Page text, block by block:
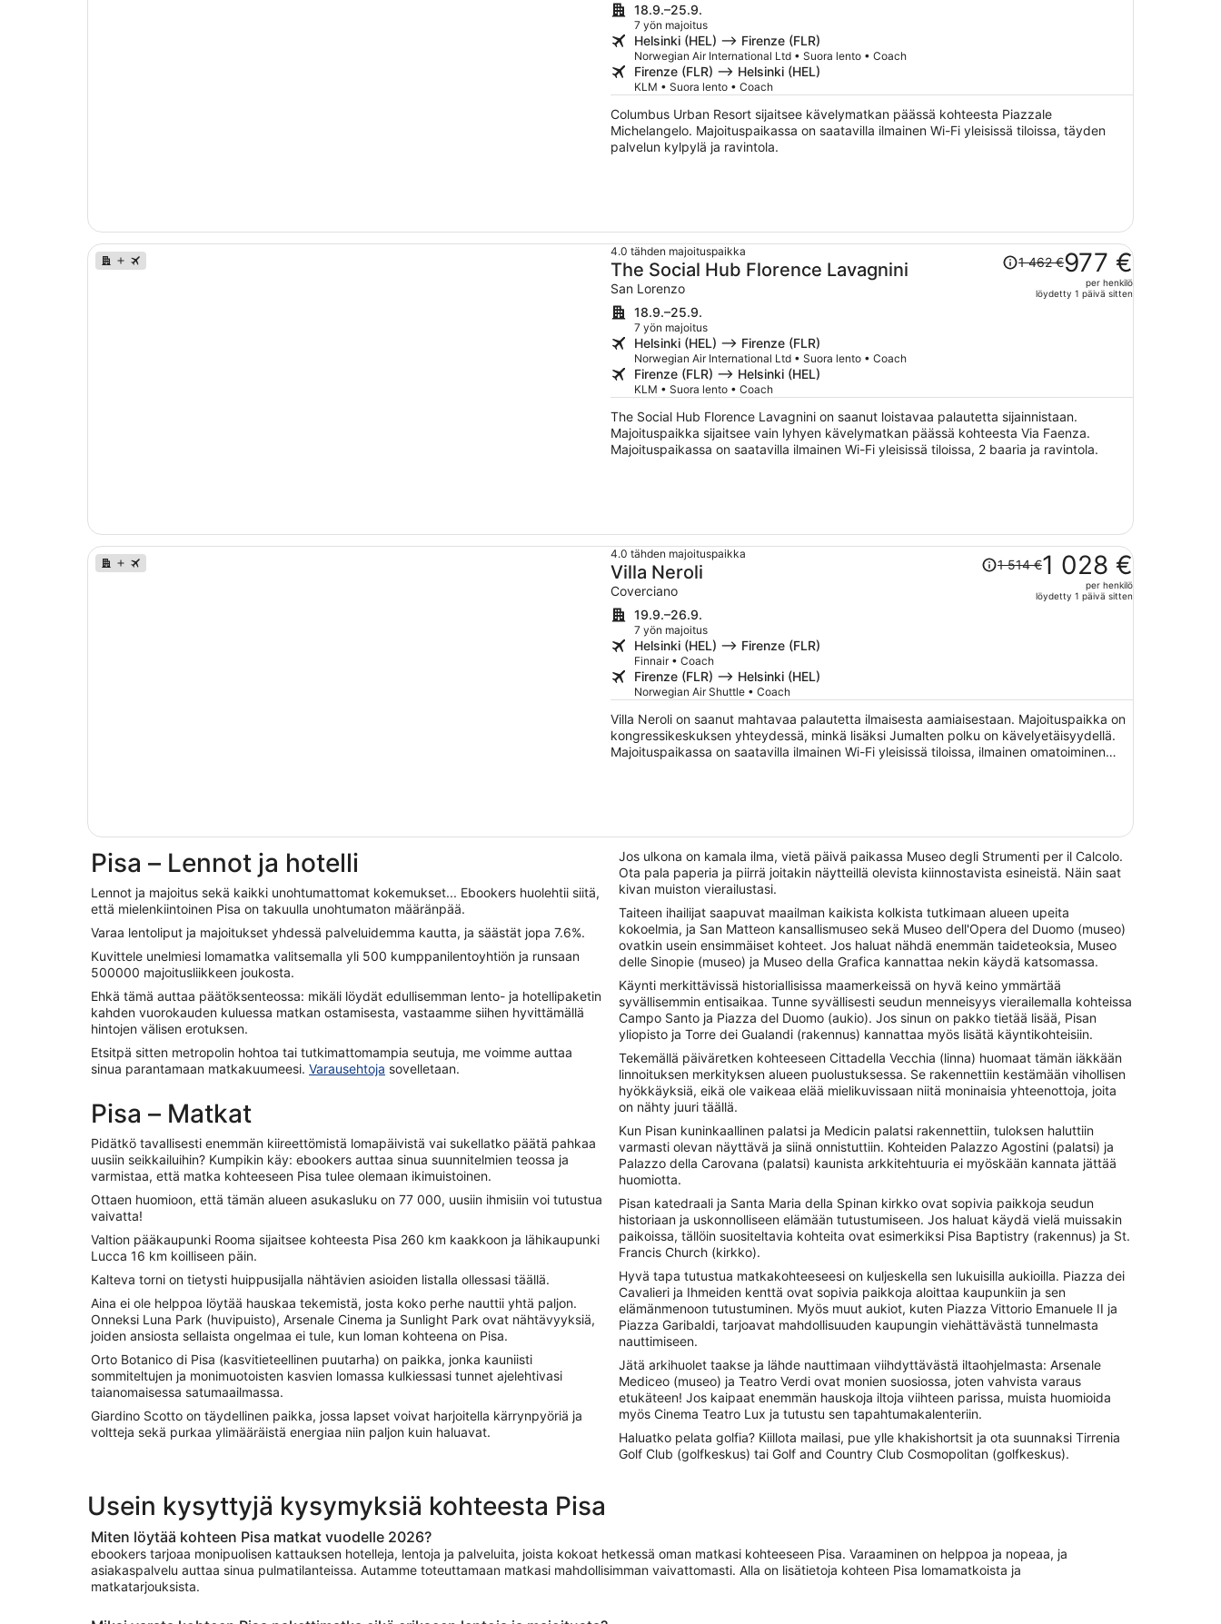
18.9.–25.9.
7 yön majoitus
Helsinki (HEL) –> Firenze (FLR)
Norwegian Air International Ltd • Suora lento • Coach
Firenze (FLR) –> Helsinki (HEL)
KLM • Suora lento • Coach
henkilö
Columbus Urban Resort sijaitsee kävelymatkan päässä kohteesta Piazzale
Michelangelo. Majoituspaikassa on saatavilla ilmainen Wi-Fi yleisissä tiloissa, täyden
palvelun kylpylä ja ravintola.
4.0 tähden majoituspaikka
The Social Hub Florence Lavagnini
San Lorenzo
18.9.–25.9.
7 yön majoitus
Helsinki (HEL) –> Firenze (FLR)
Norwegian Air International Ltd • Suora lento • Coach
Firenze (FLR) –> Helsinki (HEL)
KLM • Suora lento • Coach
Hinta
oli
1 462 €,
henkilö
1 462 €977 €
per henkilö
löydetty 1 päivä sitten
The Social Hub Florence Lavagnini on saanut loistavaa palautetta sijainnistaan.
Majoituspaikka sijaitsee vain lyhyen kävelymatkan päässä kohteesta Via Faenza.
Majoituspaikassa on saatavilla ilmainen Wi-Fi yleisissä tiloissa, 2 baaria ja ravintola.
4.0 tähden majoituspaikka
Villa Neroli
Coverciano
19.9.–26.9.
7 yön majoitus
Helsinki (HEL) –> Firenze (FLR)
Finnair • Coach
Firenze (FLR) –> Helsinki (HEL)
Norwegian Air Shuttle • Coach
Hinta
oli
henkilö
1 514 €1 028 €
per henkilö
löydetty 1 päivä sitten
Villa Neroli on saanut mahtavaa palautetta ilmaisesta aamiaisestaan. Majoituspaikka on
kongressikeskuksen yhteydessä, minkä lisäksi Jumalten polku on kävelyetäisyydellä.
Majoituspaikassa on saatavilla ilmainen Wi-Fi yleisissä tiloissa, ilmainen omatoiminen
Pisa – Lennot ja hotelli
Lennot ja majoitus sekä kaikki unohtumattomat kokemukset... Ebookers huolehtii siitä,
että mielenkiintoinen Pisa on takuulla unohtumaton määränpää.
Varaa lentoliput ja majoitukset yhdessä palveluidemma kautta, ja säästät jopa 7.6%.
Kuvittele unelmiesi lomamatka valitsemalla yli 500 kumppanilentoyhtiön ja runsaan
500000 majoitusliikkeen joukosta.
Ehkä tämä auttaa päätöksenteossa: mikäli löydät edullisemman lento- ja hotellipaketin
kahden vuorokauden kuluessa matkan ostamisesta, vastaamme siihen hyvittämällä
hintojen välisen erotuksen.
Etsitpä sitten metropolin hohtoa tai tutkimattomampia seutuja, me voimme auttaa
sinua parantamaan matkakuumeesi. Varausehtoja sovelletaan.
Pisa – Matkat
Pidätkö tavallisesti enemmän kiireettömistä lomapäivistä vai sukellatko päätä pahkaa
uusiin seikkailuihin? Kumpikin käy: ebookers auttaa sinua suunnitelmien teossa ja
varmistaa, että matka kohteeseen Pisa tulee olemaan ikimuistoinen.
Ottaen huomioon, että tämän alueen asukasluku on 77 000, uusiin ihmisiin voi tutustua
vaivatta!
Valtion pääkaupunki Rooma sijaitsee kohteesta Pisa 260 km kaakkoon ja lähikaupunki
Lucca 16 km koilliseen päin.
Kalteva torni on tietysti huippusijalla nähtävien asioiden listalla ollessasi täällä.
Aina ei ole helppoa löytää hauskaa tekemistä, josta koko perhe nauttii yhtä paljon.
Onneksi Luna Park (huvipuisto), Arsenale Cinema ja Sunlight Park ovat nähtävyyksiä,
joiden ansiosta sellaista ongelmaa ei tule, kun loman kohteena on Pisa.
Orto Botanico di Pisa (kasvitieteellinen puutarha) on paikka, jonka kauniisti
sommiteltujen ja monimuotoisten kasvien lomassa kulkiessasi tunnet ajelehtivasi
taianomaisessa satumaailmassa.
Giardino Scotto on täydellinen paikka, jossa lapset voivat harjoitella kärrynpyöriä ja
voltteja sekä purkaa ylimääräistä energiaa niin paljon kuin haluavat.
Jos ulkona on kamala ilma, vietä päivä paikassa Museo degli Strumenti per il Calcolo.
Ota pala paperia ja piirrä joitakin näytteillä olevista kiinnostavista esineistä. Näin saat
kivan muiston vierailustasi.
Taiteen ihailijat saapuvat maailman kaikista kolkista tutkimaan alueen upeita
kokoelmia, ja San Matteon kansallismuseo sekä Museo dell'Opera del Duomo (museo)
ovatkin usein ensimmäiset kohteet. Jos haluat nähdä enemmän taideteoksia, Museo
delle Sinopie (museo) ja Museo della Grafica kannattaa nekin käydä katsomassa.
Käynti merkittävissä historiallisissa maamerkeissä on hyvä keino ymmärtää
syvällisemmin entisaikaa. Tunne syvällisesti seudun menneisyys vierailemalla kohteissa
Campo Santo ja Piazza del Duomo (aukio). Jos sinun on pakko tietää lisää, Pisan
yliopisto ja Torre dei Gualandi (rakennus) kannattaa myös lisätä käyntikohteisiin.
Tekemällä päiväretken kohteeseen Cittadella Vecchia (linna) huomaat tämän iäkkään
linnoituksen merkityksen alueen puolustuksessa. Se rakennettiin kestämään vihollisen
hyökkäyksiä, eikä ole vaikeaa elää mielikuvissaan niitä moninaisia yhteenottoja, joita
on nähty juuri täällä.
Kun Pisan kuninkaallinen palatsi ja Medicin palatsi rakennettiin, tuloksen haluttiin
varmasti olevan näyttävä ja siinä onnistuttiin. Kohteiden Palazzo Agostini (palatsi) ja
Palazzo della Carovana (palatsi) kaunista arkkitehtuuria ei myöskään kannata jättää
huomiotta.
Pisan katedraali ja Santa Maria della Spinan kirkko ovat sopivia paikkoja seudun
historiaan ja uskonnolliseen elämään tutustumiseen. Jos haluat käydä vielä muissakin
paikoissa, tällöin suositeltavia kohteita ovat esimerkiksi Pisa Baptistry (rakennus) ja St.
Francis Church (kirkko).
Hyvä tapa tutustua matkakohteeseesi on kuljeskella sen lukuisilla aukioilla. Piazza dei
Cavalieri ja Ihmeiden kenttä ovat sopivia paikkoja aloittaa kaupunkiin ja sen
elämänmenoon tutustuminen. Myös muut aukiot, kuten Piazza Vittorio Emanuele II ja
Piazza Garibaldi, tarjoavat mahdollisuuden kaupungin viehättävästä tunnelmasta
nauttimiseen.
Jätä arkihuolet taakse ja lähde nauttimaan viihdyttävästä iltaohjelmasta: Arsenale
Mediceo (museo) ja Teatro Verdi ovat monien suosiossa, joten vahvista varaus
etukäteen! Jos kaipaat enemmän hauskoja iltoja viihteen parissa, muista huomioida
myös Cinema Teatro Lux ja tutustu sen tapahtumakalenteriin.
Haluatko pelata golfia? Kiillota mailasi, pue ylle khakishortsit ja ota suunnaksi Tirrenia
Golf Club (golfkeskus) tai Golf and Country Club Cosmopolitan (golfkeskus).
Usein kysyttyjä kysymyksiä kohteesta Pisa
Miten löytää kohteen Pisa matkat vuodelle 2026?
ebookers tarjoaa monipuolisen kattauksen hotelleja, lentoja ja palveluita, joista kokoat hetkessä oman matkasi kohteeseen Pisa. Varaaminen on helppoa ja nopeaa, ja
asiakaspalvelu auttaa sinua pulmatilanteissa. Autamme toteuttamaan matkasi mahdollisimman vaivattomasti. Alla on lisätietoja kohteen Pisa lomamatkoista ja
matkatarjouksista.